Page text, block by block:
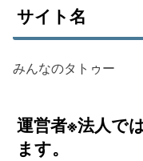
サイト名
みんなのタトゥー
運営者※法人で
ます。